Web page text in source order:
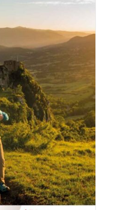
DÉTAILS